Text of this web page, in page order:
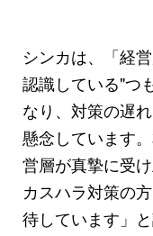
シンカは、「経
認識している"つ
なり、対策の遅
懸念しています
営層が真摯に受
カスハラ対策の
待しています」